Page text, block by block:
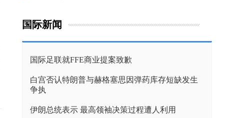
国际新闻
国际足联就FFE商业提案致歉
白宫否认特朗普与赫格塞思因弹药库存短缺发生
争执
伊朗总统表示 最高领袖决策过程遭人利用